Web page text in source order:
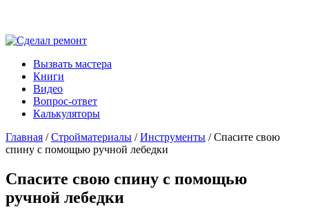
Вызвать мастера
Книги
Видео
Вопрос-ответ
Калькуляторы
Главная /Стройматериалы /Инструменты / Спасите свою
спину с помощью ручной лебедки
Спасите свою спину с помощью
ручной лебедки